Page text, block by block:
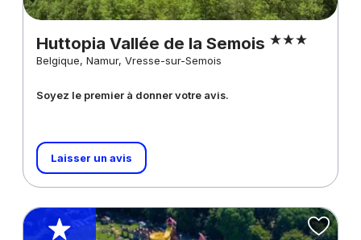
Huttopia Vallée de la Semois
Belgique, Namur, Vresse-sur-Semois
Soyez le premier à donner votre avis.
Laisser un avis